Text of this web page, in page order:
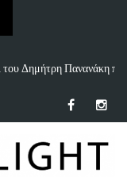
Πανανάκη που σπάει